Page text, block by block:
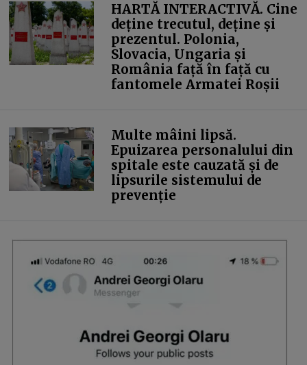
HARTĂ INTERACTIVĂ. Cine
deține trecutul, deține și
prezentul. Polonia,
Slovacia, Ungaria și
România față în față cu
fantomele Armatei Roșii
Multe mâini lipsă.
Epuizarea personalului din
spitale este cauzată și de
lipsurile sistemului de
prevenție